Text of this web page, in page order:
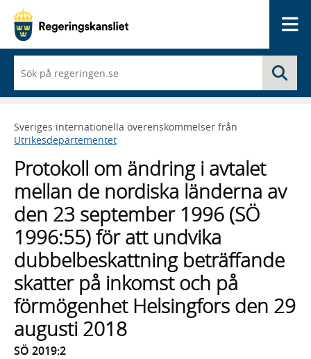
du
börjar
skriva
framträder
en
med
sökförslag
Sveriges internationella överenskommelser från
Utrikesdepartementet
Protokoll om ändring i avtalet
mellan de nordiska länderna av
den 23 september 1996 (SÖ
1996:55) för att undvika
dubbelbeskattning beträffande
skatter på inkomst och på
förmögenhet Helsingfors den 29
augusti 2018
SÖ 2019:2